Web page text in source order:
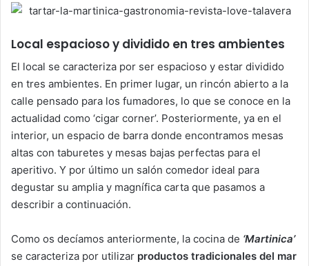
Local espacioso y dividido en tres ambientes
El local se caracteriza por ser espacioso y estar dividido
en tres ambientes. En primer lugar, un rincón abierto a la
calle pensado para los fumadores, lo que se conoce en la
actualidad como ‘cigar corner’. Posteriormente, ya en el
interior, un espacio de barra donde encontramos mesas
altas con taburetes y mesas bajas perfectas para el
aperitivo. Y por último un salón comedor ideal para
degustar su amplia y magnífica carta que pasamos a
describir a continuación.
Como os decíamos anteriormente, la cocina de ‘Martinica’
se caracteriza por utilizar productos tradicionales del mar